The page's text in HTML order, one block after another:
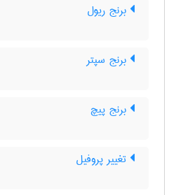
برنج ریول
برنج سپتر
برنج پیچ
تغییر پروفیل